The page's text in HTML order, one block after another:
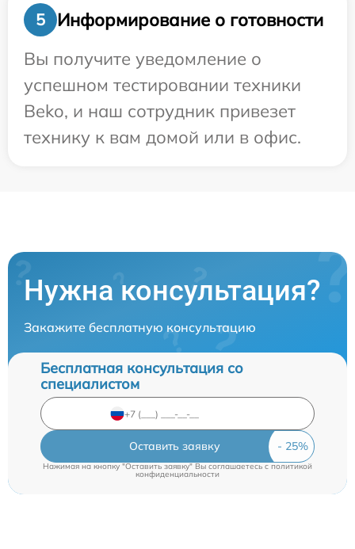
5
Информирование о готовности
Вы получите уведомление о
успешном тестировании техники
Beko, и наш сотрудник привезет
технику к вам домой или в офис.
Нужна консультация?
Закажите бесплатную консультацию
Бесплатная консультация со
специалистом
Оставить заявку
Нажимая на кнопку "Оставить заявку" Вы соглашаетесь c политикой
конфиденциальности